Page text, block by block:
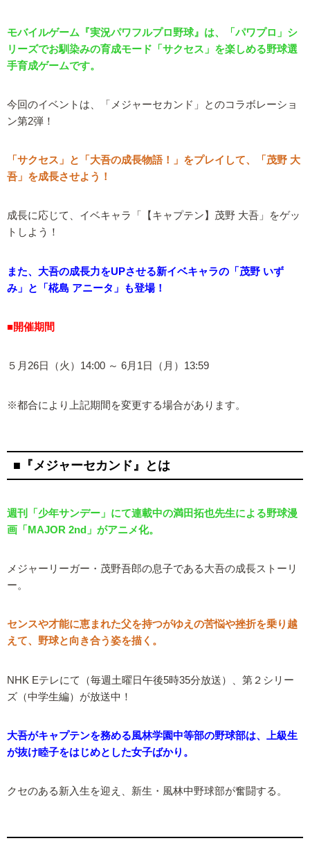
モバイルゲーム『実況パワフルプロ野球』は、「パワプロ」シ
リーズでお馴染みの育成モード「サクセス」を楽しめる野球選
手育成ゲームです。
今回のイベントは、「メジャーセカンド」とのコラボレーショ
ン第2弾！
「サクセス」と「大吾の成長物語！」をプレイして、「茂野 大
吾」を成長させよう！
成長に応じて、イベキャラ「【キャプテン】茂野 大吾」をゲッ
トしよう！
また、大吾の成長力をUPさせる新イベキャラの「茂野 いず
み」と「椛島 アニータ」も登場！
■開催期間
５月26日（火）14:00 ～ 6月1日（月）13:59
※都合により上記期間を変更する場合があります。
■『メジャーセカンド』とは
週刊「少年サンデー」にて連載中の満田拓也先生による野球漫
画「MAJOR 2nd」がアニメ化。
メジャーリーガー・茂野吾郎の息子である大吾の成長ストーリ
ー。
センスや才能に恵まれた父を持つがゆえの苦悩や挫折を乗り越
えて、野球と向き合う姿を描く。
NHK Eテレにて（毎週土曜日午後5時35分放送）、第２シリー
ズ（中学生編）が放送中！
大吾がキャプテンを務める風林学園中等部の野球部は、上級生
が抜け睦子をはじめとした女子ばかり。
クセのある新入生を迎え、新生・風林中野球部が奮闘する。